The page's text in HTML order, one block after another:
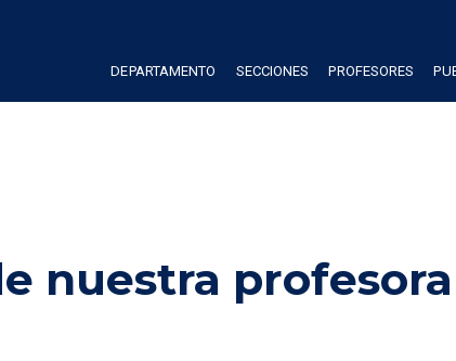
DEPARTAMENTO SECCIONES PROFESORES
nuestra profesora